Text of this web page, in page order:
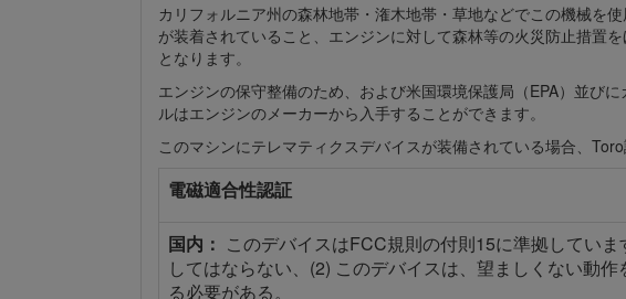
カリフォルニア州の森林地帯・潅木地帯・草地などでこの機械を
が装着されていること、エンジンに対して森林等の火災防止措置
となります。
エンジンの保守整備のため、および米国環境保護局（EPA）並び
ルはエンジンのメーカーから入手することができます。
このマシンにテレマティクスデバイスが装備されている場合、
電磁適合性認証
国内： このデバイスはFCC規則の付則15に準拠してい
してはならない、(2) このデバイスは、望ましくない動
る必要がある。